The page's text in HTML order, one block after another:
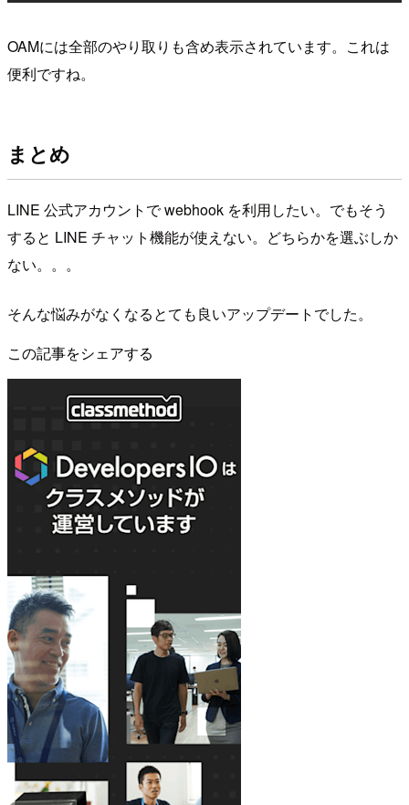
OAMには全部のやり取りも含め表示されています。これは
便利ですね。
まとめ
LINE 公式アカウントで webhook を利用したい。でもそう
すると LINE チャット機能が使えない。どちらかを選ぶしか
ない。。。
そんな悩みがなくなるとても良いアップデートでした。
この記事をシェアする